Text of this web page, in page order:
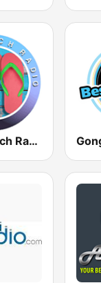
Miami Beach Radio